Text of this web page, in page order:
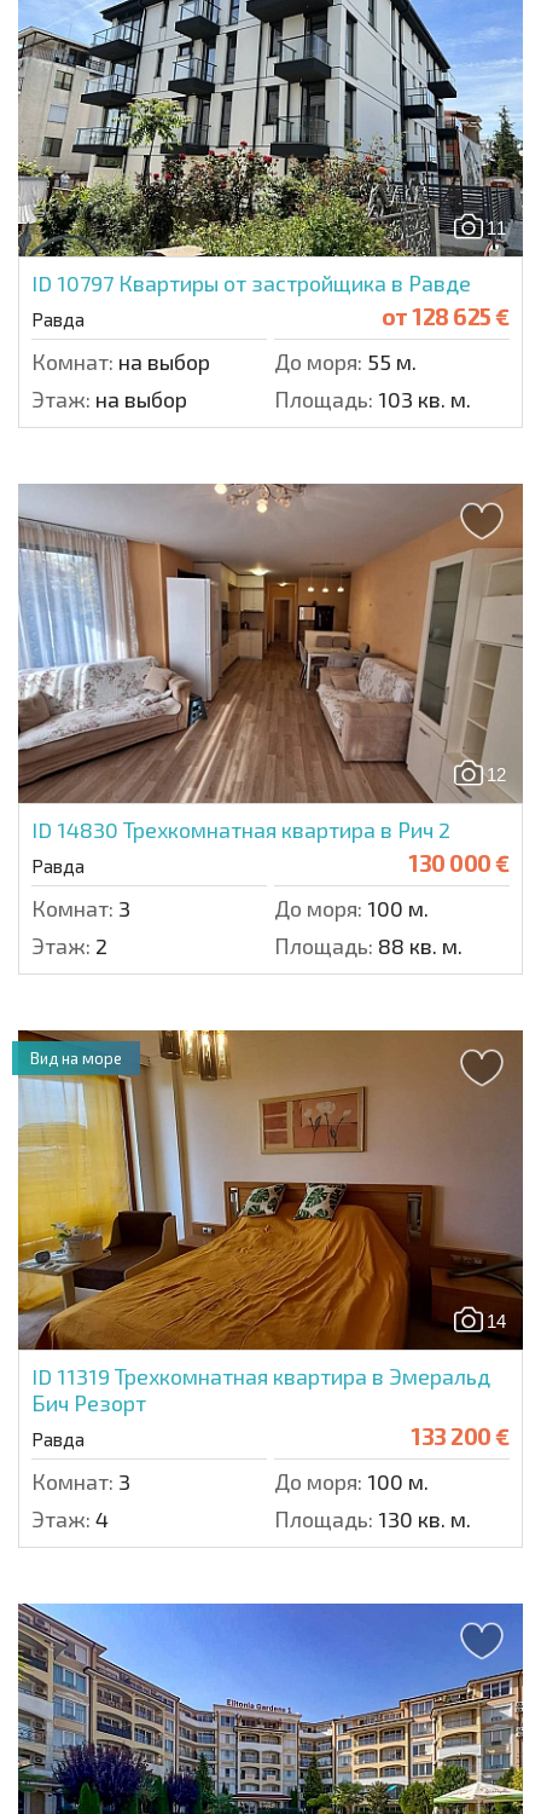
11
ID 10797 Квартиры от застройщика в Равде
Равда от128 625 €
Комнат: на выбор До моря: 55 м.
Этаж: на выбор Площадь: 103 кв. м.
12
ID 14830 Трехкомнатная квартира в Рич 2
Равда 130 000 €
Комнат: 3 До моря: 100 м.
Этаж: 2 Площадь: 88 кв. м.
14
ID 11319 Трехкомнатная квартира в Эмеральд
Бич Резорт
Равда 133 200 €
Комнат: 3 До моря: 100 м.
Этаж: 4 Площадь: 130 кв. м.
Вид на море